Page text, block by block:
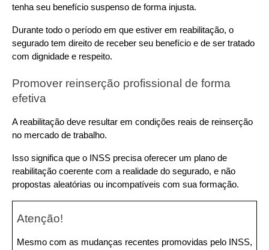
tenha seu benefício suspenso de forma injusta.
Durante todo o período em que estiver em reabilitação, o
segurado tem direito de receber seu benefício e de ser tratado
com dignidade e respeito.
Promover reinserção profissional de forma
efetiva
A reabilitação deve resultar em condições reais de reinserção
no mercado de trabalho.
Isso significa que o INSS precisa oferecer um plano de
reabilitação coerente com a realidade do segurado, e não
propostas aleatórias ou incompatíveis com sua formação.
Atenção!
Mesmo com as mudanças recentes promovidas pelo INSS,